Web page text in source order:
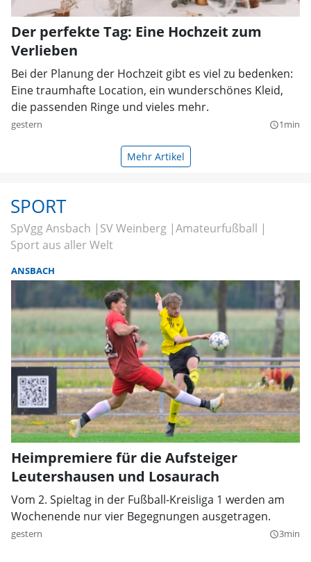
Der perfekte Tag: Eine Hochzeit zum
Verlieben
Bei der Planung der Hochzeit gibt es viel zu bedenken:
Eine traumhafte Location, ein wunderschönes Kleid,
die passenden Ringe und vieles mehr.
gestern query_builder1min
Mehr Artikel
SPORT
SpVgg Ansbach SV Weinberg Amateurfußball
Sport aus aller Welt
ANSBACH
Heimpremiere für die Aufsteiger
Leutershausen und Losaurach
Vom 2. Spieltag in der Fußball-Kreisliga 1 werden am
Wochenende nur vier Begegnungen ausgetragen.
gestern query_builder3min